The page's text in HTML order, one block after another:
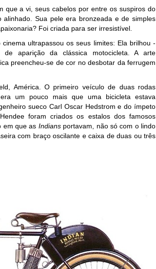
que a vi, seus cabelos por entre os suspiros do
Sua pele era bronzeada e de simples
Foi criada para ser irresistível.
ultrapassou os seus limites: Ela brilhou -
aparição da clássica motocicleta. A arte
preencheu-se de cor no desbotar da ferrugem
América. O primeiro veículo de duas rodas
um pouco mais que uma bicicleta estava
sueco Carl Oscar Hedstrom e do ímpeto
foram criados os estalos dos famosos
em que as Indiansportavam, não só com o lindo
com braço oscilante e caixa de duas ou três